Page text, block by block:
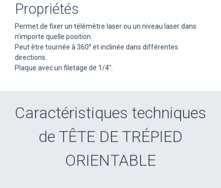
Propriétés
Permet de fixer un télémètre laser ou un niveau laser dans
n'importe quelle position.
Peut être tournée à 360° et inclinée dans différentes
directions.
Plaque avec un filetage de 1/4".
Caractéristiques techniques
de TÊTE DE TRÉPIED
ORIENTABLE